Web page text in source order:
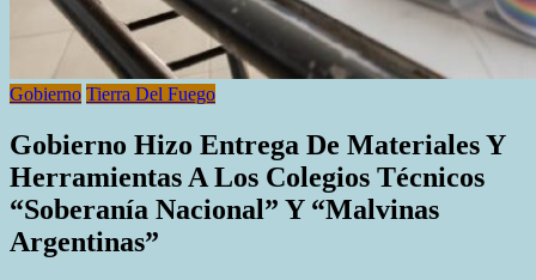
Gobierno Tierra Del Fuego
Gobierno Hizo Entrega De Materiales Y
Herramientas A Los Colegios Técnicos
“Soberanía Nacional” Y “Malvinas
Argentinas”